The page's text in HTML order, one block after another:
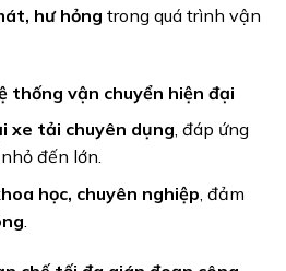
hư hỏng trong quá trình vận
thống vận chuyển hiện đại
xe tải chuyên dụng , đáp ứng
đến lớn.
học, chuyên nghiệp, đảm
.